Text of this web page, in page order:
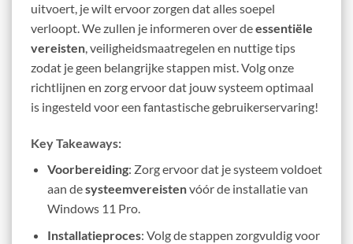
uitvoert, je wilt ervoor zorgen dat alles soepel
verloopt. We zullen je informeren over deessentiële
vereisten, veiligheidsmaatregelen en nuttige tips
zodat je geen belangrijke stappen mist. Volg onze
richtlijnen en zorg ervoor dat jouw systeem optimaal
is ingesteld voor een fantastische gebruikerservaring!
Key Takeaways:
Voorbereiding: Zorg ervoor dat je systeem voldoet
aan desysteemvereistenvóór de installatie van
Windows 11 Pro.
Installatieproces: Volg de stappen zorgvuldig voor